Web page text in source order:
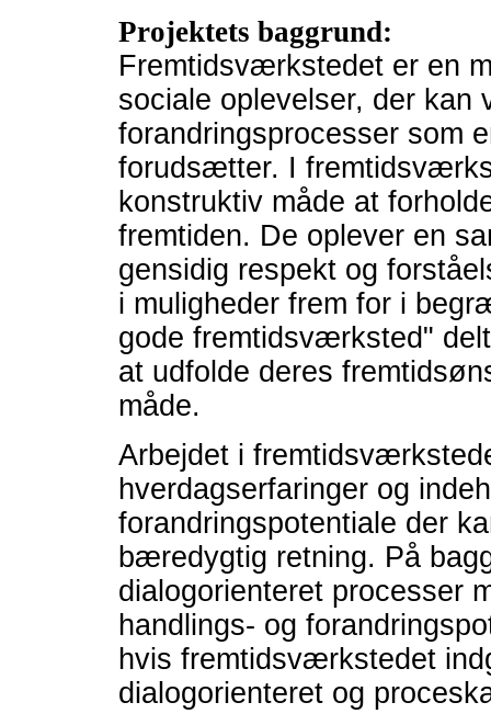
Projektets baggrund:
Fremtidsværkstedet er en
sociale oplevelser, der
forandringsprocesser som
forudsætter. I
konstruktiv måde at
fremtiden. De oplever en
gensidig respekt og
i muligheder frem for i
gode fremtidsværksted"
at udfolde deres
måde.
Arbejdet i
hverdagserfaringer og
forandringspotentiale der
bæredygtig retning. På
dialogorienteret processer
handlings- og
hvis fremtidsværkstedet
dialogorienteret og